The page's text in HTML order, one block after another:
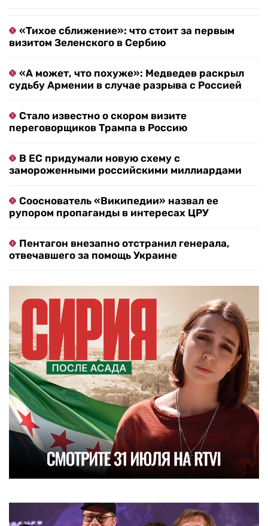
«Тихое сближение»: что стоит за первым
визитом Зеленского в Сербию
«А может, что похуже»: Медведев раскрыл
судьбу Армении в случае разрыва с Россией
Стало известно о скором визите
переговорщиков Трампа в Россию
В ЕС придумали новую схему с
замороженными российскими миллиардами
Сооснователь «Википедии» назвал ее
рупором пропаганды в интересах ЦРУ
Пентагон внезапно отстранил генерала,
отвечавшего за помощь Украине